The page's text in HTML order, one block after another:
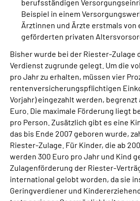
berufsständigen
Beispiel in einem
Ärztinnen und Ärzte erstmals
geförderten privaten
Bisher wurde bei der Riester-Zulage
Verdienst zugrunde gelegt. Um die
pro Jahr zu erhalten, müssen vier
rentenversicherungspflichtigen
Vorjahr) eingezahlt werden, begrenzt
Euro. Die maximale Förderung liegt
pro Person. Zusätzlich gibt es eine
das bis Ende 2007 geboren wurde,
Riester-Zulage. Für Kinder, die ab
werden 300 Euro pro Jahr und Kind
Zulagenförderung der Riester-
international gelobt worden, da sie
Geringverdiener und